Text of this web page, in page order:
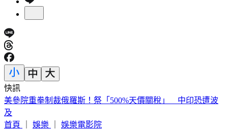
快訊
白海豚颱風路徑擺盪！暴風圈不排除「籠罩北北基桃」勾到台
灣了
首頁
娛樂 娛樂電影院